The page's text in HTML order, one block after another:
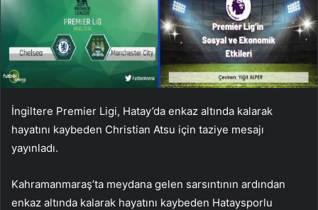
İngiltere Premier Ligi, Hatay’da enkaz altında kalarak
hayatını kaybeden Christian Atsu için taziye mesajı
yayınladı.
Kahramanmaraş’ta meydana gelen sarsıntının ardından
enkaz altında kalarak hayatını kaybeden Hataysporlu